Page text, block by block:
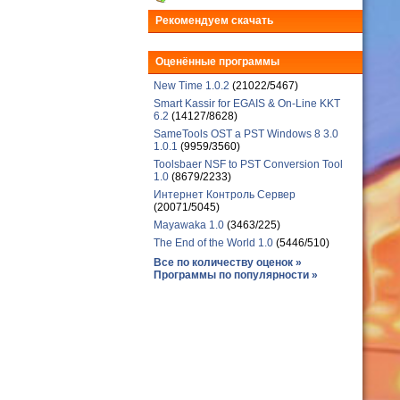
Рекомендуем скачать
Оценённые программы
New Time 1.0.2 (21022/5467)
Smart Kassir for EGAIS & On-Line KKT
6.2 (14127/8628)
SameTools OST a PST Windows 8 3.0
1.0.1 (9959/3560)
Toolsbaer NSF to PST Conversion Tool
1.0 (8679/2233)
Интернет Контроль Сервер
(20071/5045)
Mayawaka 1.0 (3463/225)
The End of the World 1.0 (5446/510)
Все по количеству оценок »
Программы по популярности »